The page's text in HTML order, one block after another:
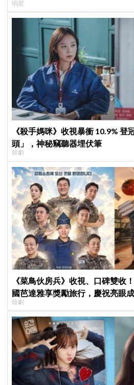
明星
《殺手媽咪》收視暴衝 10.9% 登
頭」，神秘竊聽器埋伏筆
韓劇
《菜鳥伙房兵》收視、口碑雙收
國芭達雅享獎勵旅行，慶祝亮眼
韓劇